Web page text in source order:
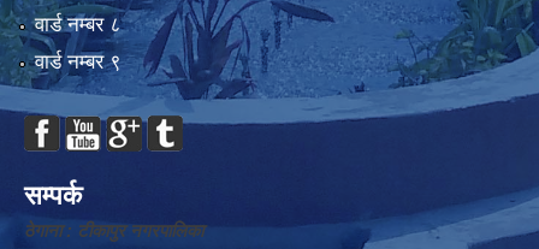
वार्ड न‌म्बर ८
वार्ड न‌म्बर ९
सम्पर्क
ठेगाना : टीकापुर नगरपालिका